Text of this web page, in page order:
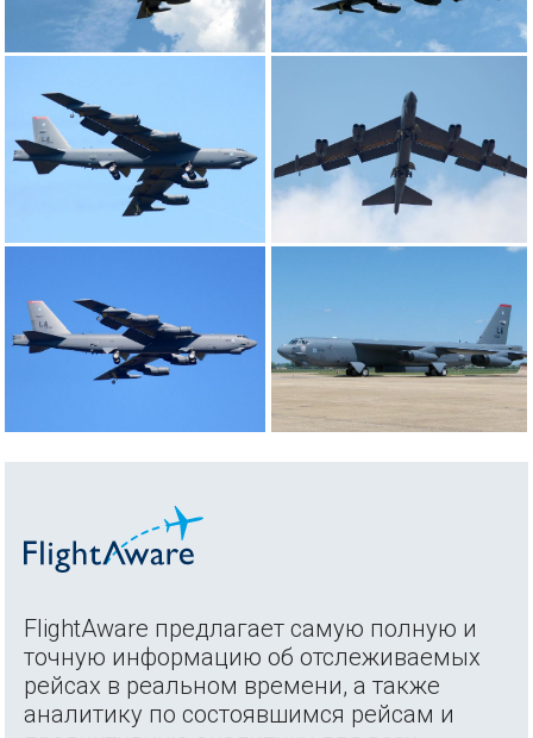
FlightAware предлагает самую полную и
точную информацию об отслеживаемых
рейсах в реальном времени, а также
аналитику по состоявшимся рейсам и